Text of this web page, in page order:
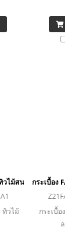
วไม้สน-น้ำตาล(A)
ทิวไม้
กระเบื้อง
กระเบื้อ